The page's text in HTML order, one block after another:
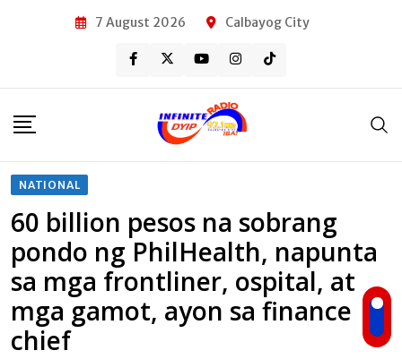
7 August 2026 Calbayog City
NATIONAL
60 billion pesos na sobrang
pondo ng PhilHealth, napunta
sa mga frontliner, ospital, at
mga gamot, ayon sa finance
chief